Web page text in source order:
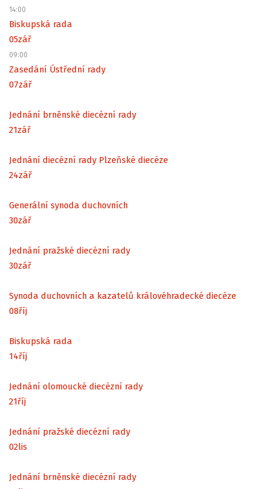
14:00
Biskupská rada
05zář
09:00
Zasedání Ústřední rady
07zář
Jednání brněnské diecézní rady
21zář
Jednání diecézní rady Plzeňské diecéze
24zář
Generální synoda duchovních
30zář
Jednání pražské diecézní rady
30zář
Synoda duchovních a kazatelů královéhradecké diecéze
08říj
Biskupská rada
14říj
Jednání olomoucké diecézní rady
21říj
Jednání pražské diecézní rady
02lis
Jednání brněnské diecézní rady